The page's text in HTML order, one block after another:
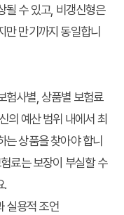
될 수 있고, 비갱신형은
만 만기까지 동일합니
험사별, 상품별 보험료
의 예산 범위 내에서 최
는 상품을 찾아야 합니
료는 보장이 부실할 수
.
실용적 조언